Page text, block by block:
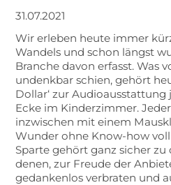
31.07.2021
Wir erleben heute immer
Wandels und schon längst
Branche davon erfasst. Was
undenkbar schien, gehört
Dollar‘ zur
Ecke im Kinderzimmer.
inzwischen mit einem
Wunder ohne Know-how
Sparte gehört ganz sicher zu
denen, zur Freude der
gedankenlos verbraten und